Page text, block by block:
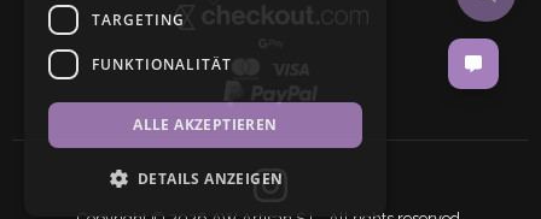
TARGETING
FUNKTIONALITÄT
ALLE AKZEPTIEREN
DETAILS ANZEIGEN